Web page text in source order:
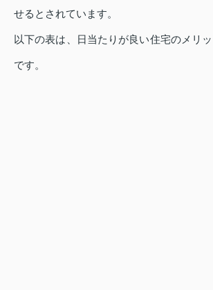
せるとされています。
以下の表は、日当たりが良い住宅のメリ
です。